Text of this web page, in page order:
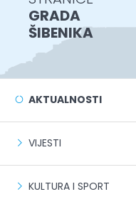
GRADA
ŠIBENIKA
AKTUALNOSTI
VIJESTI
KULTURA I SPORT